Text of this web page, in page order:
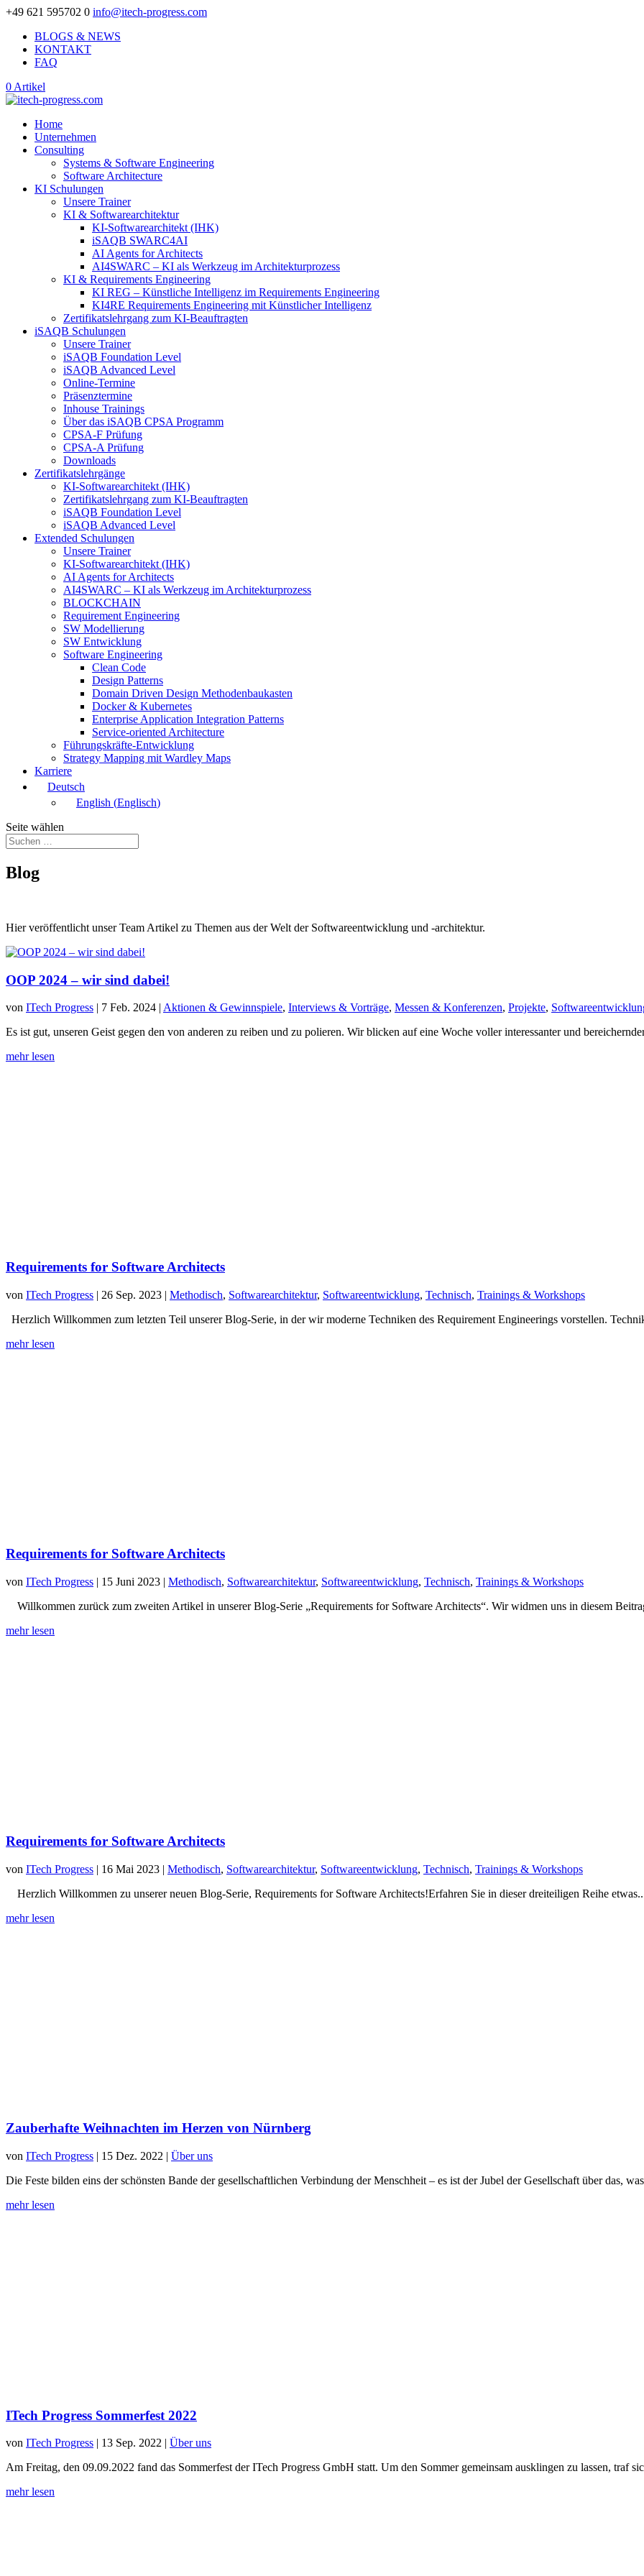
+49 621 595702 0 info@itech-progress.com
BLOGS & NEWS
KONTAKT
FAQ
0 Artikel
Home
Unternehmen
Consulting
Systems & Software Engineering
Software Architecture
KI Schulungen
Unsere Trainer
KI & Softwarearchitektur
KI-Softwarearchitekt (IHK)
iSAQB SWARC4AI
AI Agents for Architects
AI4SWARC – KI als Werkzeug im Architekturprozess
KI & Requirements Engineering
KI REG – Künstliche Intelligenz im Requirements Engineering
KI4RE Requirements Engineering mit Künstlicher Intelligenz
Zertifikatslehrgang zum KI-Beauftragten
iSAQB Schulungen
Unsere Trainer
iSAQB Foundation Level
iSAQB Advanced Level
Online-Termine
Präsenztermine
Inhouse Trainings
Über das iSAQB CPSA Programm
CPSA-F Prüfung
CPSA-A Prüfung
Downloads
Zertifikatslehrgänge
KI-Softwarearchitekt (IHK)
Zertifikatslehrgang zum KI-Beauftragten
iSAQB Foundation Level
iSAQB Advanced Level
Extended Schulungen
Unsere Trainer
KI-Softwarearchitekt (IHK)
AI Agents for Architects
AI4SWARC – KI als Werkzeug im Architekturprozess
BLOCKCHAIN
Requirement Engineering
SW Modellierung
SW Entwicklung
Software Engineering
Clean Code
Design Patterns
Domain Driven Design Methodenbaukasten
Docker & Kubernetes
Enterprise Application Integration Patterns
Service-oriented Architecture
Führungskräfte-Entwicklung
Strategy Mapping mit Wardley Maps
Karriere
Deutsch
English (Englisch)
Seite wählen
Blog
Hier veröffentlicht unser Team Artikel zu Themen aus der Welt der Softwareentwicklung und -architektur.
OOP 2024 – wir sind dabei!
von ITech Progress | 7 Feb. 2024 | Aktionen & Gewinnspiele, Interviews & Vorträge, Messen & Konferenzen, Projekte,
Es ist gut, unseren Geist gegen den von anderen zu reiben und zu polieren. Wir blicken auf eine Woche voller interessanter und
mehr lesen
Requirements for Software Architects
von ITech Progress | 26 Sep. 2023 | Methodisch, Softwarearchitektur, Softwareentwicklung, Technisch, Trainings & Workshops
Herzlich Willkommen zum letzten Teil unserer Blog-Serie, in der wir moderne Techniken des Requirement Engineerings vorstellen.
mehr lesen
Requirements for Software Architects
von ITech Progress | 15 Juni 2023 | Methodisch, Softwarearchitektur, Softwareentwicklung, Technisch, Trainings & Workshops
Willkommen zurück zum zweiten Artikel in unserer Blog-Serie „Requirements for Software Architects“. Wir widmen uns in diesem
mehr lesen
Requirements for Software Architects
von ITech Progress | 16 Mai 2023 | Methodisch, Softwarearchitektur, Softwareentwicklung, Technisch, Trainings & Workshops
Herzlich Willkommen zu unserer neuen Blog-Serie, Requirements for Software Architects!Erfahren Sie in dieser dreiteiligen Reihe
mehr lesen
Zauberhafte Weihnachten im Herzen von Nürnberg
von ITech Progress | 15 Dez. 2022 | Über uns
Die Feste bilden eins der schönsten Bande der gesellschaftlichen Verbindung der Menschheit – es ist der Jubel der Gesellschaft über das,
mehr lesen
ITech Progress Sommerfest 2022
von ITech Progress | 13 Sep. 2022 | Über uns
Am Freitag, den 09.09.2022 fand das Sommerfest der ITech Progress GmbH statt. Um den Sommer gemeinsam ausklingen zu lassen, traf
mehr lesen